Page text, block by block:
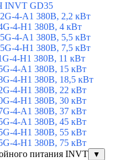
INVT GD35
4-A1 380В, 2,2 кВт
4-H1 380В, 4 кВт
4-A1 380В, 5,5 кВт
4-H1 380В, 7,5 кВт
4-H1 380В, 11 кВт
4-A1 380В, 15 кВт
4-H1 380В, 18,5 кВт
4-H1 380В, 22 кВт
4-H1 380В, 30 кВт
4-A1 380В, 37 кВт
4-A1 380В, 45 кВт
4-H1 380В, 55 кВт
4-H1 380В, 75 кВт
питания INVT
▼